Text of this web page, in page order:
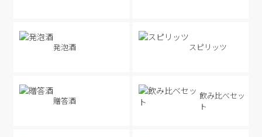
発泡酒 スピリッツ
贈答酒
飲み比べセッ
ト